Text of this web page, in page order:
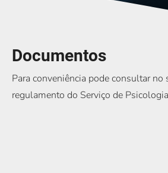
Documentos
Para conveniência pode consultar
regulamento do Serviço de